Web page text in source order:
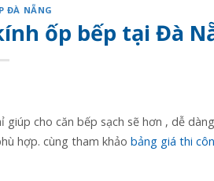
ĐÀ NẴNG
ốp bếp tại Đà
cho căn bếp sạch sẽ hơn , dễ
hợp. cùng tham khảo bảng giá thi